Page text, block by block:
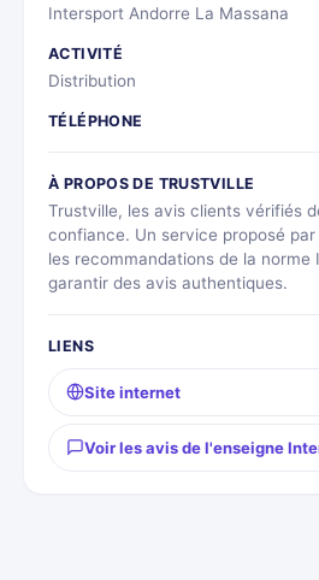
Intersport Andorre La Massana
ACTIVITÉ
Distribution
TÉLÉPHONE
À PROPOS DE TRUSTVILLE
Trustville, les avis clients vérifiés
confiance. Un service proposé
les recommandations de la norme
garantir des avis authentiques.
LIENS
Site internet
Voir les avis de l'enseigne